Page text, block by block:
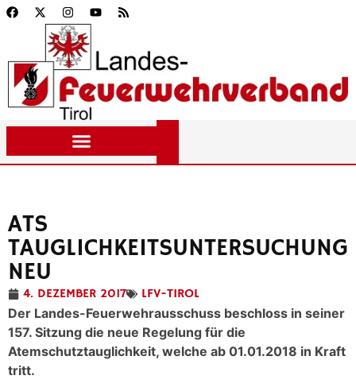
ATS
TAUGLICHKEITSUNTERSUCHUNG
NEU
4. DEZEMBER 2017
LFV-TIROL
Der Landes-Feuerwehrausschuss beschloss in seiner
157. Sitzung die neue Regelung für die
Atemschutztauglichkeit, welche ab 01.01.2018 in Kraft
tritt.